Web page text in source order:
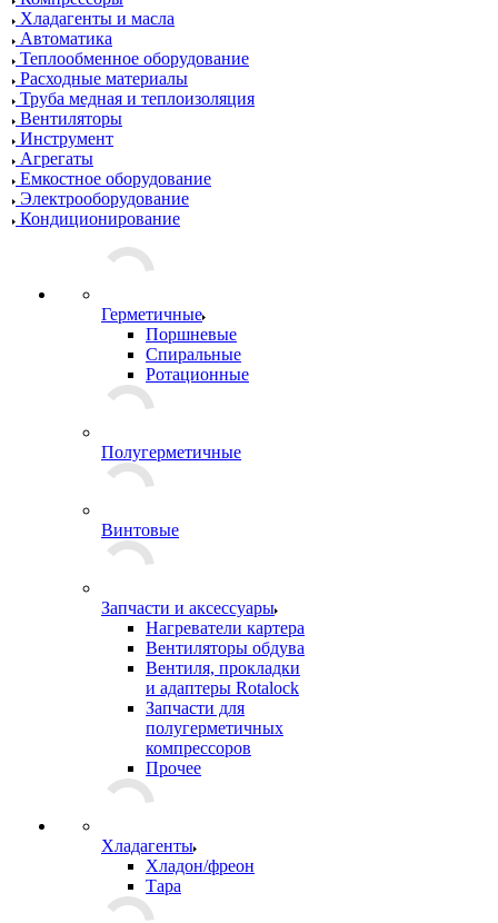
Хладагенты и масла
Автоматика
Теплообменное оборудование
Расходные материалы
Труба медная и теплоизоляция
Вентиляторы
Инструмент
Агрегаты
Емкостное оборудование
Электрооборудование
Кондиционирование
Герметичные
Поршневые
Спиральные
Ротационные
Полугерметичные
Винтовые
Запчасти и аксессуары
Нагреватели картера
Вентиляторы обдува
Вентиля, прокладки
и адаптеры Rotalock
Запчасти для
полугерметичных
компрессоров
Прочее
Хладагенты
Хладон/фреон
Тара